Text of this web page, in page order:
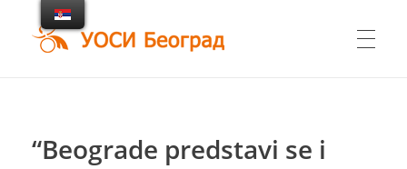
“Beograde predstavi se i